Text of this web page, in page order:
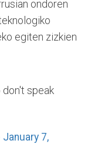
ondoren
egiten zizkien
speak
January 7,